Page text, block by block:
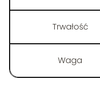
Trwałość
Waga